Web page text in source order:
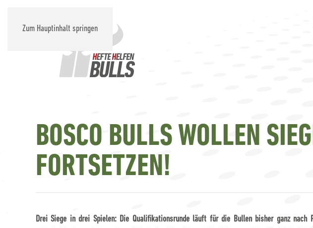
Zum Hauptinhalt springen
BOSCO BULLS WOLLEN
FORTSETZEN!
Drei Siege in drei Spielen: Die Qualifikationsrunde läuft für die Bullen bisher ganz